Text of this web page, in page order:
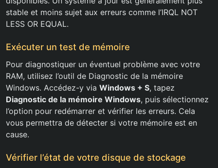
stable et moins sujet aux erreurs comme l’IRQL NOT
LESS OR EQUAL.
Exécuter un test de mémoire
Pour diagnostiquer un éventuel problème avec votre
RAM, utilisez l’outil de Diagnostic de la mémoire
Windows. Accédez-y via Windows + S, tapez
Diagnostic de la mémoire Windows, puis sélectionnez
l’option pour redémarrer et vérifier les erreurs. Cela
vous permettra de détecter si votre mémoire est en
cause.
Vérifier l’état de votre disque de stockage